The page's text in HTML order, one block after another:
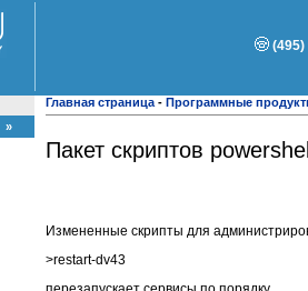
(495)
Главная страница - Программные
Пакет скриптов
Измененные скрипты для
>restart-dv43